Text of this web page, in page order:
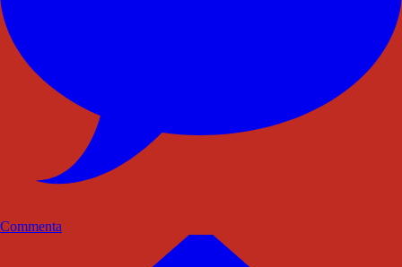
Commenta